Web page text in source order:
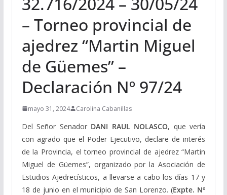
– Torneo provincial de
ajedrez “Martin Miguel
de Güemes” –
Declaración Nº 97/24
mayo 31, 2024 Carolina Cabanillas
Del Señor Senador DANI RAUL NOLASCO, que vería
con agrado que el Poder Ejecutivo, declare de interés
de la Provincia, el torneo provincial de ajedrez “Martin
Miguel de Güemes”, organizado por la Asociación de
Estudios Ajedrecísticos, a llevarse a cabo los días 17 y
18 de junio en el municipio de San Lorenzo. (Expte. Nº